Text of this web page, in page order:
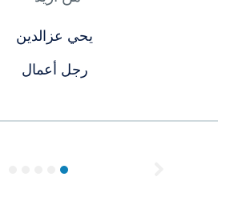
يحي عزالدين
رجل أعمال